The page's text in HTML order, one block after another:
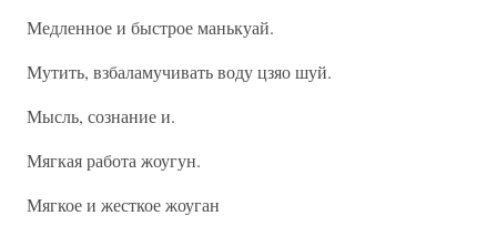
Медленное и быстрое манькуай.
Мутить, взбаламучивать воду цзяо шуй.
Мысль, сознание и.
Мягкая работа жоугун.
Мягкое и жесткое жоуган